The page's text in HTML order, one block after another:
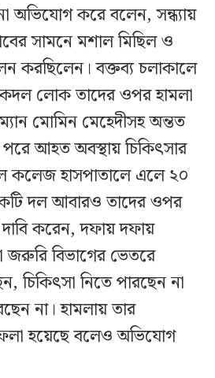
অভিযোগ করে বলেন, সন্ধ্যায়
সামনে মশাল মিছিল ও
করছিলেন। বক্তব্য চলাকালে
লোক তাদের ওপর হামলা
মোমিন মেহেদীসহ অন্তত
আহত অবস্থায় চিকিৎসার
কলেজ হাসপাতালে এলে ২০
দল আবারও তাদের ওপর
দাবি করেন, দফায় দফায়
জরুরি বিভাগের ভেতরে
চিকিৎসা নিতে পারছেন না
না। হামলায় তার
হয়েছে বলেও অভিযোগ